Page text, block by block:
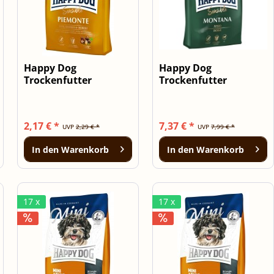
Happy Dog
Trockenfutter
UVP2,29 € *
2,17 € *
In den Warenkorb
Happy Dog
Trockenfutter
UVP 7,99 € *
7,37 € *
In den Warenkorb
17 x 17 x